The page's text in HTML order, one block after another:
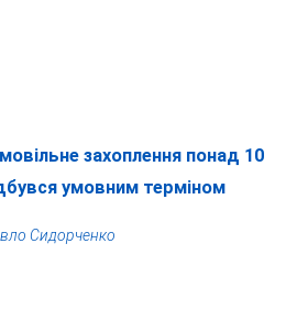
захоплення понад 10
умовним терміном
Сидорченко